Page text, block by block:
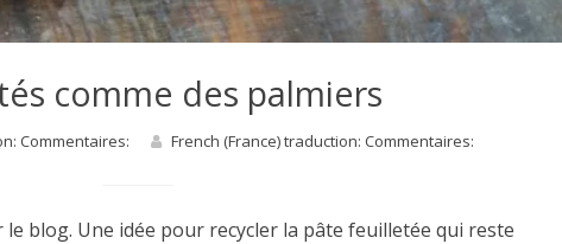
comme des palmiers
Commentaires: French (France) traduction: Commentaires:
blog. Une idée pour recycler la pâte feuilletée qui reste